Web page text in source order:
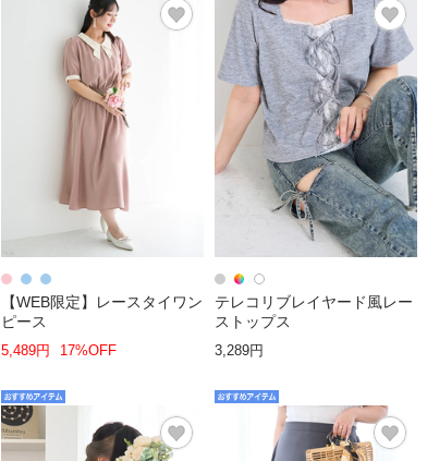
【WEB限定】レースタイワン
ピース
5,489円 17%OFF
テレコリブレイヤード風レー
ストップス
3,289円